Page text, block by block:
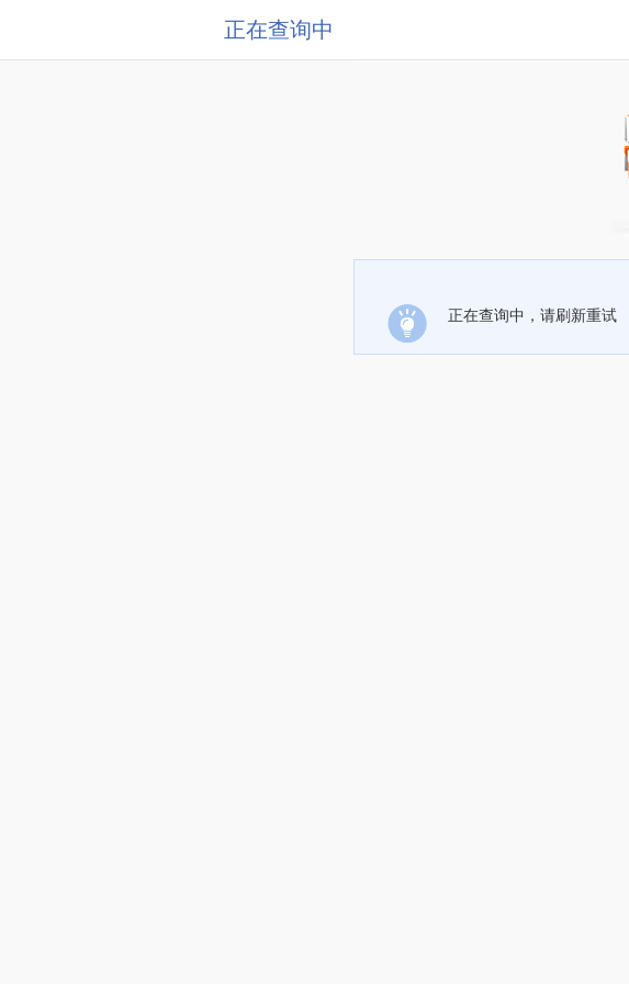
正在查询中
正在查询中，请刷新重试